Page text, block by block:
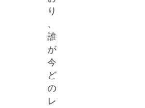
り
、
誰
が
今
ど
の
レ